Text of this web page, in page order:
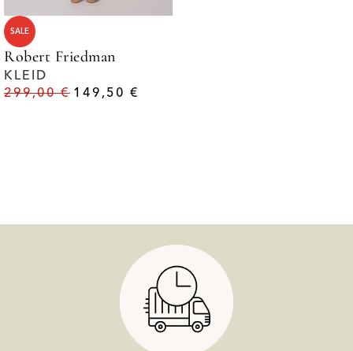
SALE
Robert Friedman
KLEID
299,00€ 149,50€